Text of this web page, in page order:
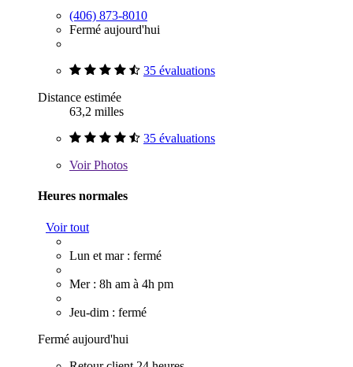
(406) 873-8010
Fermé aujourd'hui
35 évaluations
Distance estimée
63,2 milles
35 évaluations
VoirPhotos
Heures normales
Voir tout
Lun et mar : fermé
Mer : 8h am à 4h pm
Jeu-dim : fermé
Fermé aujourd'hui